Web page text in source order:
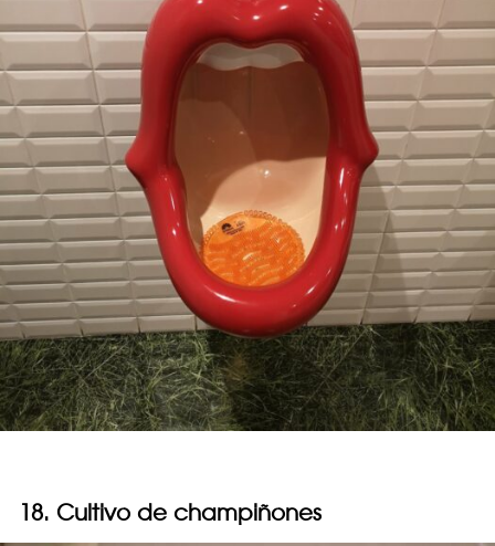
18. Cultivo de champiñones